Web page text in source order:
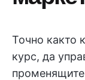
Точно както
курс, да